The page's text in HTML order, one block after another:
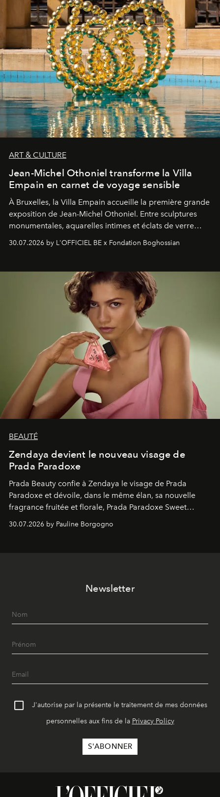
ART & CULTURE
Jean-Michel Othoniel transforme la Villa
Empain en carnet de voyage sensible
À Bruxelles, la Villa Empain accueille la première grande
exposition de Jean-Michel Othoniel. Entre sculptures
monumentales, aquarelles intimes et éclats de verre
émotionnel où chaque œuvre devient le souvenir
émerveillement.
30.07.2026 by L'OFFICIEL BE x Fondation Boghossian
BEAUTÉ
Zendaya devient le nouveau visage de
Prada Paradoxe
Prada Beauty confie à Zendaya le visage de Prada
Paradoxe et dévoile, dans le même élan, sa nouvelle
fragrance fruitée et florale, Prada Paradoxe Sweet
30.07.2026 by Pauline Borgogno
Newsletter
J'autorise par la présente le traitement de mes données
personnelles aux fins de la Privacy Policy